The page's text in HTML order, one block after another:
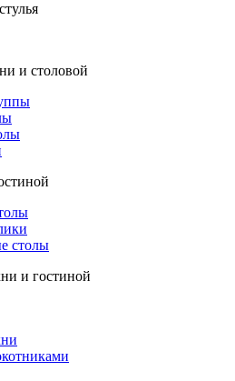
и столовой
столы
и гостиной